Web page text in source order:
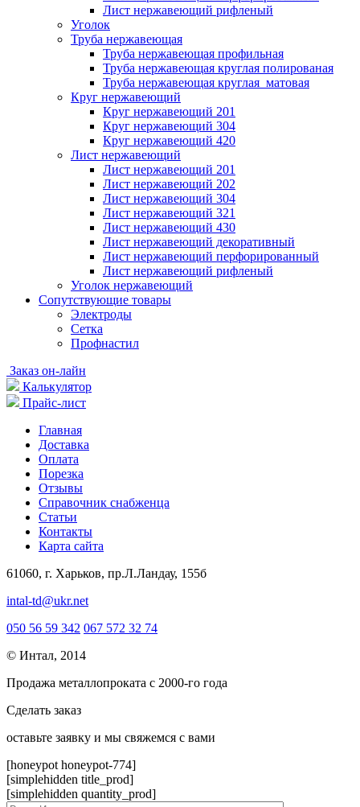
Лист нержавеющий рифленый
Уголок
Труба нержавеющая
Труба нержавеющая профильная
Труба нержавеющая круглая полированая
Труба нержавеющая круглая матовая
Круг нержавеющий
Круг нержавеющий 201
Круг нержавеющий 304
Круг нержавеющий 420
Лист нержавеющий
Лист нержавеющий 201
Лист нержавеющий 202
Лист нержавеющий 304
Лист нержавеющий 321
Лист нержавеющий 430
Лист нержавеющий декоративный
Лист нержавеющий перфорированный
Лист нержавеющий рифленый
Уголок нержавеющий
Cопутствующие товары
Электроды
Сетка
Профнастил
Заказ он-лайн
Калькулятор
Прайс-лист
Главная
Доставка
Оплата
Порезка
Отзывы
Справочник снабженца
Статьи
Контакты
Карта сайта
61060, г. Харьков, пр.Л.Ландау, 155б
intal-td@ukr.net
050 56 59 342 067 572 32 74
© Интал, 2014
Продажа металлопроката с 2000-го года
Сделать заказ
оcтавьте заявку и мы свяжемся с вами
[honeypot honeypot-774]
[simplehidden title_prod]
[simplehidden quantity_prod]